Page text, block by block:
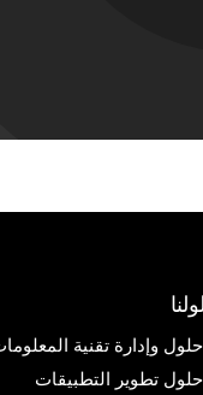
حلول وإدارة تقنية
حلول تطوير التطبيقات